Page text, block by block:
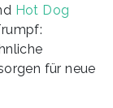
Hot Dog
für neue